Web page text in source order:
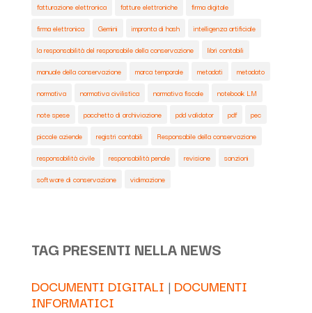
fatturazione elettronica
fatture elettroniche
firma digitale
firma elettronica
Gemini impronta di hash
intelligenza artificiale
la responsabilità del responsabile della conservazione
libri contabili
manuale della conservazione
marca temporale metadati
metadato
normativa
normativa civilistica normativa fiscale
notebook LM
note spese
pacchetto di archiviazione pdd validator pdf
pec
piccole aziende
registri contabili
Responsabile della conservazione
responsabilità civile
responsabilità penale revisione
sanzioni
software di conservazione
vidimazione
TAG PRESENTI NELLA NEWS
DOCUMENTI DIGITALI | DOCUMENTI
INFORMATICI